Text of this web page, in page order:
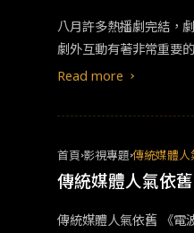
八月許多熱播劇完結，
劇外互動有著非常重要的關係。今天就和大家來聊聊
近幾年來流行於中國，
Read more
首頁 影視專題 傳統媒體
傳統媒體人氣依
傳統媒體人氣依舊 《電